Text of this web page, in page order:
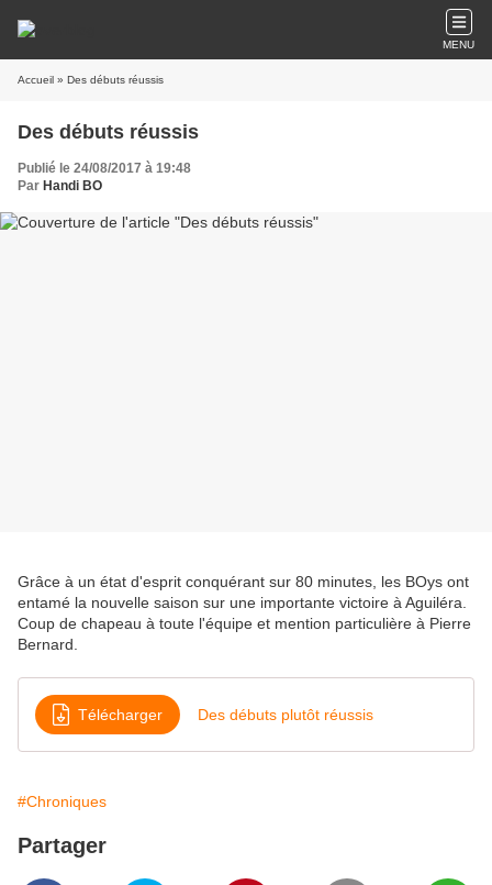
MENU
Accueil » Des débuts réussis
Des débuts réussis
Publié le 24/08/2017 à 19:48
Par Handi BO
Grâce à un état d'esprit conquérant sur 80 minutes, les BOys ont
entamé la nouvelle saison sur une importante victoire à Aguiléra.
Coup de chapeau à toute l'équipe et mention particulière à Pierre
Bernard.
Télécharger Des débuts plutôt réussis
#Chroniques
Partager